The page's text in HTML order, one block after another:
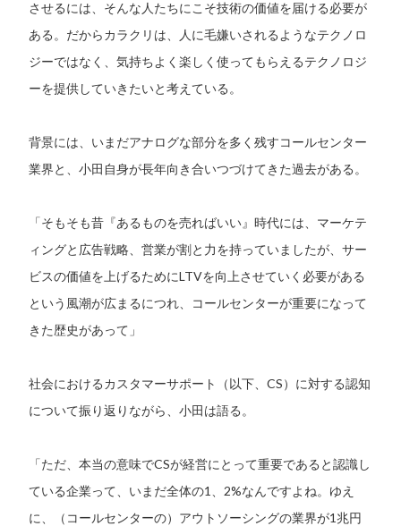
させるには、そんな人たちにこそ技術の価値を届ける必要が
ある。だからカラクリは、人に毛嫌いされるようなテクノロ
ジーではなく、気持ちよく楽しく使ってもらえるテクノロジ
ーを提供していきたいと考えている。
背景には、いまだアナログな部分を多く残すコールセンター
業界と、小田自身が長年向き合いつづけてきた過去がある。
「そもそも昔『あるものを売ればいい』時代には、マーケテ
ィングと広告戦略、営業が割と力を持っていましたが、サー
ビスの価値を上げるためにLTVを向上させていく必要がある
という風潮が広まるにつれ、コールセンターが重要になって
きた歴史があって」
社会におけるカスタマーサポート（以下、CS）に対する認知
について振り返りながら、小田は語る。
「ただ、本当の意味でCSが経営にとって重要であると認識し
ている企業って、いまだ全体の1、2%なんですよね。ゆえ
に、（コールセンターの）アウトソーシングの業界が1兆円